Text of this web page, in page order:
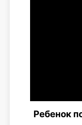
Ребенок